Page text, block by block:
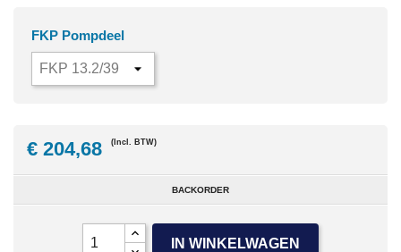
FKP Pompdeel
€ 204,68 (Incl. BTW)
BACKORDER
IN WINKELWAGEN